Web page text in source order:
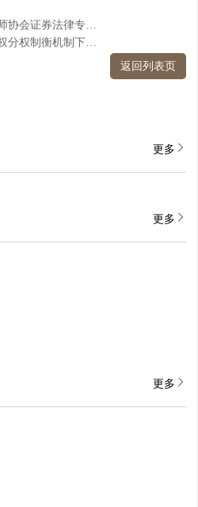
上一篇：嘉维动态 | 北京市律师协会证券法律专业委员会在嘉维所成功举办专题研讨会
下一篇：嘉维研究 | 民事执行权分权制衡机制下—执行裁判概论
返回列表页
更多
更多
更多